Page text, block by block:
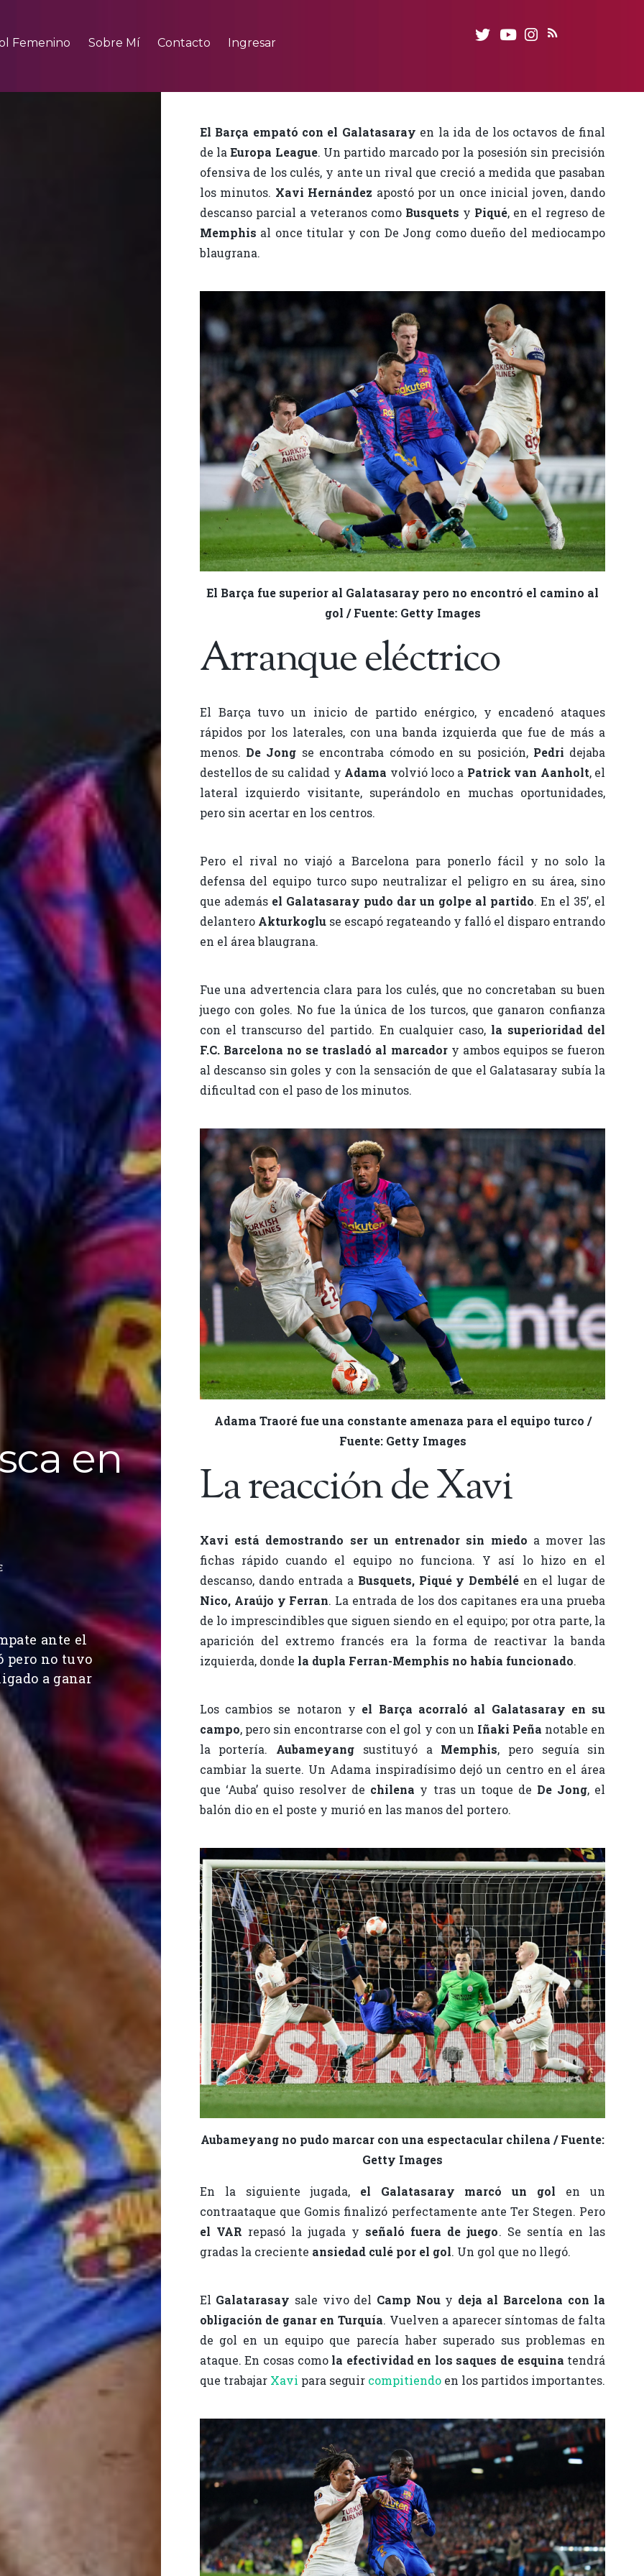
Femenino Sobre Mí Contacto Ingresar
en
ante el
pero no tuvo
a ganar
El Barça empató con el Galatasaray en la ida de los octavos de final
de laEuropa League. Un partido marcado por la posesión sin precisión
ofensiva de los culés, y ante un rival que creció a medida que pasaban
los minutos. Xavi Hernández apostó por un once inicial joven, dando
descanso parcial a veteranos como Busquets y Piqué, en el regreso de
Memphis al once titular y con De Jong como dueño del mediocampo
blaugrana.
El Barça fue superior al Galatasaray pero no encontró el camino al
gol / Fuente: Getty Images
Arranque eléctrico
El Barça tuvo un inicio de partido enérgico, y encadenó ataques
rápidos por los laterales, con una banda izquierda que fue de más a
menos. De Jong se encontraba cómodo en su posición, Pedri dejaba
destellos de su calidad y Adama volvió loco a Patrick van Aanholt, el
lateral izquierdo visitante, superándolo en muchas oportunidades,
pero sin acertar en los centros.
Pero el rival no viajó a Barcelona para ponerlo fácil y no solo la
defensa del equipo turco supo neutralizar el peligro en su área, sino
que además el Galatasaray pudo dar un golpe al partido. En el 35’, el
delantero Akturkogluse escapó regateando y falló el disparo entrando
en el área blaugrana.
Fue una advertencia clara para los culés, que no concretaban su buen
juego con goles. No fue la única de los turcos, que ganaron confianza
con el transcurso del partido. En cualquier caso, la superioridad del
F.C. Barcelona no se trasladó al marcadory ambos equipos se fueron
al descanso sin goles y con la sensación de que el Galatasaray subía la
dificultad con el paso de los minutos.
Adama Traoré fue una constante amenaza para el equipo turco /
Fuente: Getty Images
La reacción de Xavi
Xavi está demostrando ser un entrenador sin miedo a mover las
fichas rápido cuando el equipo no funciona. Y así lo hizo en el
descanso, dando entrada a Busquets, Piqué y Dembélé en el lugar de
Nico, Araújo y Ferran. La entrada de los dos capitanes era una prueba
de lo imprescindibles que siguen siendo en el equipo; por otra parte, la
aparición del extremo francés era la forma de reactivar la banda
izquierda, donde la dupla Ferran-Memphis no había funcionado.
Los cambios se notaron y el Barça acorraló al Galatasaray en su
campo, pero sin encontrarse con el gol y con un Iñaki Peña notable en
la portería. Aubameyang sustituyó a Memphis, pero seguía sin
cambiar la suerte. Un Adama inspiradísimo dejó un centro en el área
que ‘Auba’ quiso resolver de chilena y tras un toque de De Jong, el
balón dio en el poste y murió en las manos del portero.
Aubameyang no pudo marcar con una espectacular chilena / Fuente:
Getty Images
En la siguiente jugada, el Galatasaray marcó un gol en un
contraataque que Gomis finalizó perfectamente ante Ter Stegen. Pero
el VAR repasó la jugada y señaló fuera de juego. Se sentía en las
gradas la creciente ansiedad culé por el gol. Un gol que no llegó.
El Galatarasay sale vivo del Camp Nouy deja al Barcelona con la
obligación de ganar en Turquía. Vuelven a aparecer síntomas de falta
de gol en un equipo que parecía haber superado sus problemas en
ataque. En cosas como la efectividad en los saques de esquina tendrá
que trabajar Xavi para seguir compitiendoen los partidos importantes.